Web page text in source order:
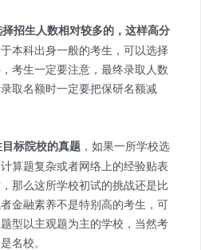
招生人数相对较多的，这样高分
本科出身一般的考生，可以选择
考生一定要注意，最终录取人数
取名额时一定要把保研名额减
标院校的真题 ，如果一所学校选
算题复杂或者网络上的经验贴表
那么这所学校初试的挑战还是比
金融素养不是特别高的考生，可
型以主观题为主的学校，当然考
名校。